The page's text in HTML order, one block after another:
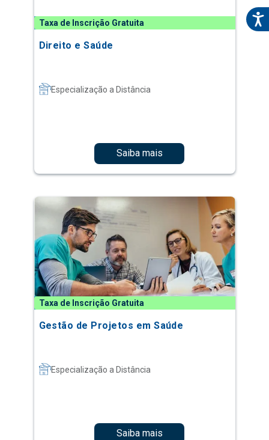
Taxa de Inscrição Gratuita
Direito e Saúde
Especialização a Distância
Saiba mais
Taxa de Inscrição Gratuita
Gestão de Projetos em Saúde
Especialização a Distância
Saiba mais